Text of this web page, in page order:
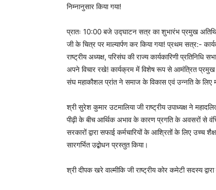
निम्नानुसार किया गया!
प्रातः 10:00 बजे उद्घाटन सत्र का शुभारंभ प्रमुख अतिथियों
जी के चित्र पर माल्यार्पण कर किया गया! प्रथम सत्र:-
राष्ट्रीय अध्यक्ष, परिसंघ की राज्य कार्यकारिणी
अपने विचार रखे! कार्यक्रम में विशेष रूप से आमंत्रित प्रमुख
संघ महाकौशल प्रांत ने समाज के विकास एवं उन्नति के लिए
श्री सुरेश कुमार उटमालिया जी राष्ट्रीय उपाध्यक्ष ने
पीढ़ी के बीच आर्थिक अभाव के कारण प्रगति के अवसरों से
सरकारों द्वारा सफाई कर्मचारियों के आश्रितों के लिए
सारगर्भित उद्बोधन प्रस्तुत किया।
श्री दीपक खरे वाल्मीकि जी राष्ट्रीय कोर कमेटी सदस्य